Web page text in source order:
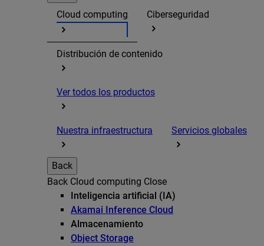
Cloud computing
Ciberseguridad
Distribución de contenido
Ver todos los productos
Nuestra infraestructura Servicios globales
Back
Back Cloud computing Close
Inteligencia artificial (IA)
Akamai Inference Cloud
Almacenamiento
Object Storage